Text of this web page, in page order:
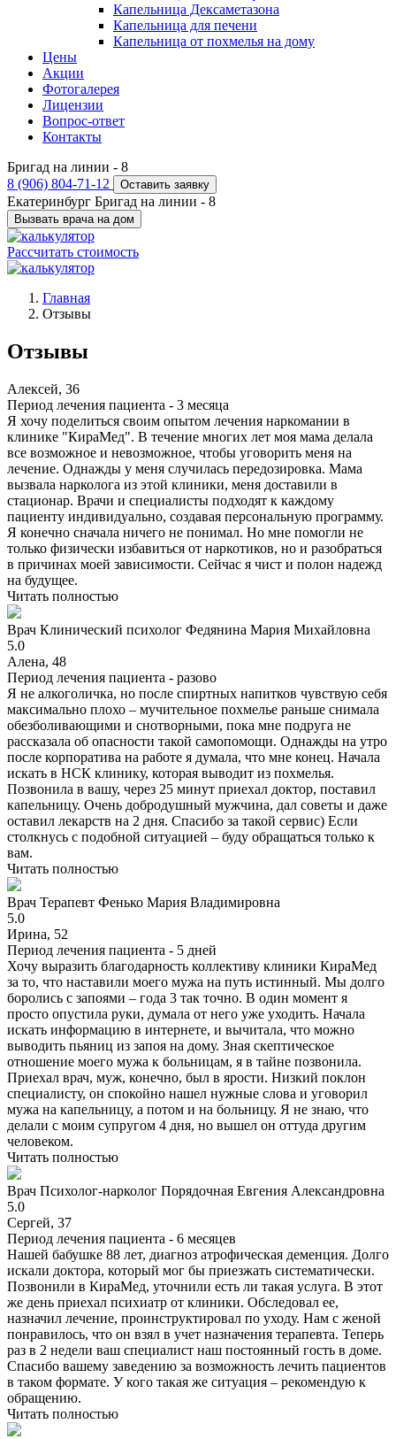
Капельница Дексаметазона
Капельница для печени
Капельница от похмелья на дому
Цены
Акции
Фотогалерея
Лицензии
Вопрос-ответ
Контакты
Бригад на линии - 8
8 (906) 804-71-12
Оставить заявку
Екатеринбург Бригад на линии - 8
Вызвать врача на дом
Рассчитать стоимость
Главная
Отзывы
Отзывы
Алексей, 36
Период лечения пациента - 3 месяца
Я хочу поделиться своим опытом лечения наркомании в
клинике "КираМед". В течение многих лет моя мама делала
все возможное и невозможное, чтобы уговорить меня на
лечение. Однажды у меня случилась передозировка. Мама
вызвала нарколога из этой клиники, меня доставили в
стационар. Врачи и специалисты подходят к каждому
пациенту индивидуально, создавая персональную программу.
Я конечно сначала ничего не понимал. Но мне помогли не
только физически избавиться от наркотиков, но и разобраться
в причинах моей зависимости. Сейчас я чист и полон надежд
на будущее.
Читать полностью
Врач Клинический психолог Федянина Мария Михайловна
5.0
Алена, 48
Период лечения пациента - разово
Я не алкоголичка, но после спиртных напитков чувствую себя
максимально плохо – мучительное похмелье раньше снимала
обезболивающими и снотворными, пока мне подруга не
рассказала об опасности такой самопомощи. Однажды на утро
после корпоратива на работе я думала, что мне конец. Начала
искать в НСК клинику, которая выводит из похмелья.
Позвонила в вашу, через 25 минут приехал доктор, поставил
капельницу. Очень добродушный мужчина, дал советы и даже
оставил лекарств на 2 дня. Спасибо за такой сервис) Если
столкнусь с подобной ситуацией – буду обращаться только к
вам.
Читать полностью
Врач Терапевт Фенько Мария Владимировна
5.0
Ирина, 52
Период лечения пациента - 5 дней
Хочу выразить благодарность коллективу клиники КираМед
за то, что наставили моего мужа на путь истинный. Мы долго
боролись с запоями – года 3 так точно. В один момент я
просто опустила руки, думала от него уже уходить. Начала
искать информацию в интернете, и вычитала, что можно
выводить пьяниц из запоя на дому. Зная скептическое
отношение моего мужа к больницам, я в тайне позвонила.
Приехал врач, муж, конечно, был в ярости. Низкий поклон
специалисту, он спокойно нашел нужные слова и уговорил
мужа на капельницу, а потом и на больницу. Я не знаю, что
делали с моим супругом 4 дня, но вышел он оттуда другим
человеком.
Читать полностью
Врач Психолог-нарколог Порядочная Евгения Александровна
5.0
Сергей, 37
Период лечения пациента - 6 месяцев
Нашей бабушке 88 лет, диагноз атрофическая деменция. Долго
искали доктора, который мог бы приезжать систематически.
Позвонили в КираМед, уточнили есть ли такая услуга. В этот
же день приехал психиатр от клиники. Обследовал ее,
назначил лечение, проинструктировал по уходу. Нам с женой
понравилось, что он взял в учет назначения терапевта. Теперь
раз в 2 недели ваш специалист наш постоянный гость в доме.
Спасибо вашему заведению за возможность лечить пациентов
в таком формате. У кого такая же ситуация – рекомендую к
обращению.
Читать полностью